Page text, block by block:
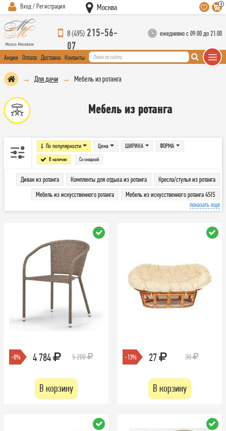
Вход / Регистрация Москва 0
8 (495) 215-56-
07
ежедневно с 09:00 до 21:00
Акции Оплата Доставка Контакты
Для дачи Мебель из ротанга
Мебель из ротанга
По популярности Цена
В наличии Со скидкой
ШИРИНА ФОРМА
Диван из ротанга Комплекты для отдыха из ротанга
Кресла/стулья из ротанга
Мебель из искусственного ротанга
Мебель из искусственного ротанга 4SIS
Предметы интерьера из ротанга
Садовая мебель из лозы
показать еще
-8% 4 784 5 200
В корзину
-13% 27 30
В корзину